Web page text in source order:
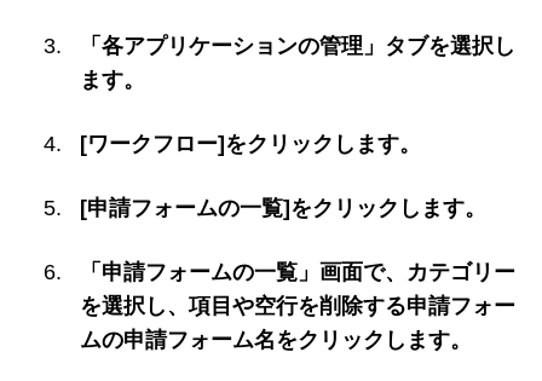
「各アプリケーションの管理」タブを選択し
ます。
[ワークフロー]をクリックします。
[申請フォームの一覧]をクリックします。
「申請フォームの一覧」画面で、カテゴリー
を選択し、項目や空行を削除する申請フォー
ムの申請フォーム名をクリックします。